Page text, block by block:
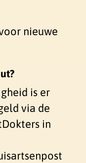
nieuwe
is er
via de
in